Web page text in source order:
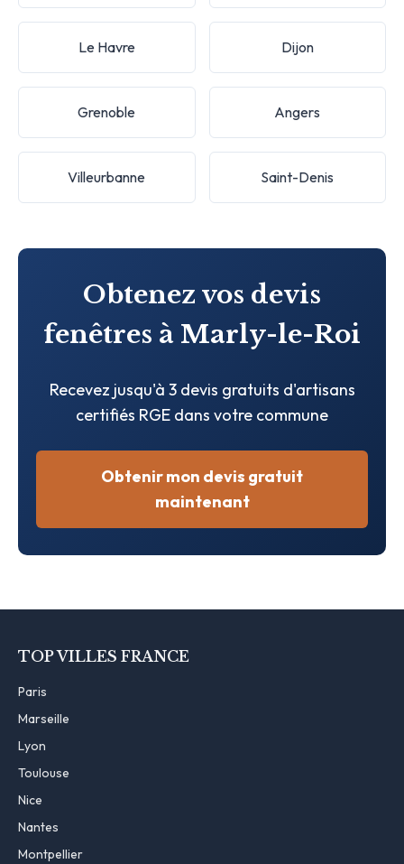
Le Havre Dijon
Grenoble Angers
Villeurbanne Saint-Denis
Obtenez vos devis
fenêtres à Marly-le-Roi
Recevez jusqu'à 3 devis gratuits d'artisans
certifiés RGE dans votre commune
Obtenir mon devis gratuit
maintenant
TOP VILLES FRANCE
Paris
Marseille
Lyon
Toulouse
Nice
Nantes
Montpellier